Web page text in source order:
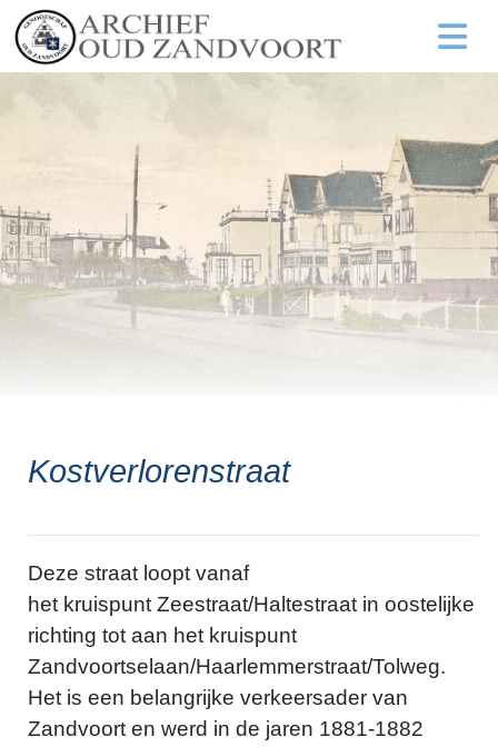
Kostverlorenstraat
Deze straat loopt vanaf
het kruispunt Zeestraat/Haltestraat in oostelijke
richting tot aan het kruispunt
Zandvoortselaan/Haarlemmerstraat/Tolweg.
Het is een belangrijke verkeersader van
Zandvoort en werd in de jaren 1881-1882